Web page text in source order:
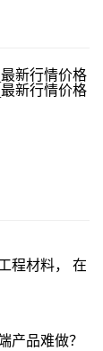
新行情价格
新行情价格
程材料， 在
产品难做？